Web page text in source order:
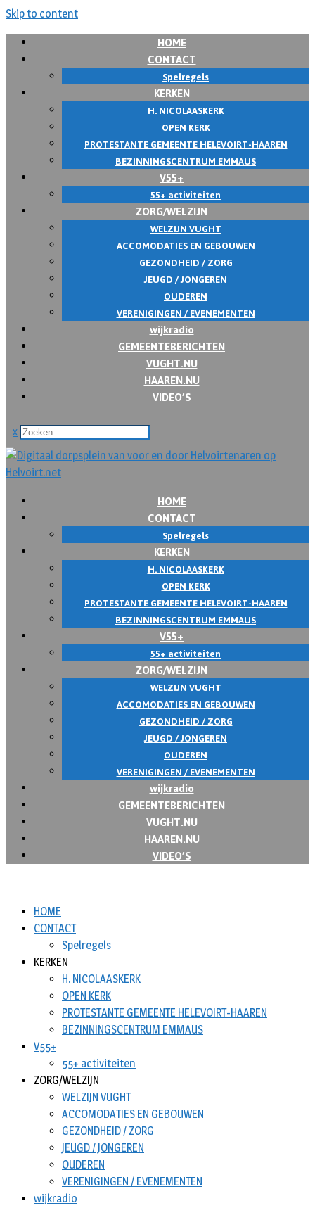
Skip to content
HOME
CONTACT
Spelregels
KERKEN
H. NICOLAASKERK
OPEN KERK
PROTESTANTE GEMEENTE HELEVOIRT-HAAREN
BEZINNINGSCENTRUM EMMAUS
V55+
55+ activiteiten
ZORG/WELZIJN
WELZIJN VUGHT
ACCOMODATIES EN GEBOUWEN
GEZONDHEID / ZORG
JEUGD / JONGEREN
OUDEREN
VERENIGINGEN / EVENEMENTEN
wijkradio
GEMEENTEBERICHTEN
VUGHT.NU
HAAREN.NU
VIDEO’S
x
HOME
CONTACT
Spelregels
KERKEN
H. NICOLAASKERK
OPEN KERK
PROTESTANTE GEMEENTE HELEVOIRT-HAAREN
BEZINNINGSCENTRUM EMMAUS
V55+
55+ activiteiten
ZORG/WELZIJN
WELZIJN VUGHT
ACCOMODATIES EN GEBOUWEN
GEZONDHEID / ZORG
JEUGD / JONGEREN
OUDEREN
VERENIGINGEN / EVENEMENTEN
wijkradio
GEMEENTEBERICHTEN
VUGHT.NU
HAAREN.NU
VIDEO’S
HOME
CONTACT
Spelregels
KERKEN
H. NICOLAASKERK
OPEN KERK
PROTESTANTE GEMEENTE HELEVOIRT-HAAREN
BEZINNINGSCENTRUM EMMAUS
V55+
55+ activiteiten
ZORG/WELZIJN
WELZIJN VUGHT
ACCOMODATIES EN GEBOUWEN
GEZONDHEID / ZORG
JEUGD / JONGEREN
OUDEREN
VERENIGINGEN / EVENEMENTEN
wijkradio